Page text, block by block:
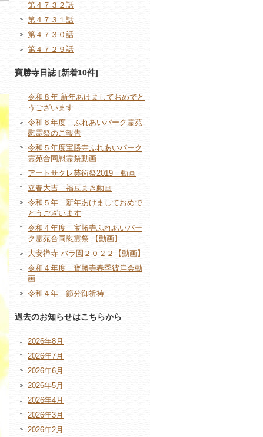
第４７３２話
第４７３１話
第４７３０話
第４７２９話
寶勝寺日誌 [新着10件]
令和８年 新年あけましておめでと
うございます
令和６年度 ふれあいパーク霊苑
慰霊祭のご報告
令和５年度宝勝寺ふれあいパーク
霊苑合同慰霊祭動画
アートサクレ芸術祭2019 動画
立春大吉 福豆まき動画
令和５年 新年あけましておめで
とうございます
令和４年度 宝勝寺ふれあいパー
ク霊苑合同慰霊祭 【動画】
大安禅寺 バラ園２０２２【動画】
令和４年度 寳勝寺春季彼岸会動
画
令和４年 節分御祈祷
過去のお知らせはこちらから
2026年8月
2026年7月
2026年6月
2026年5月
2026年4月
2026年3月
2026年2月